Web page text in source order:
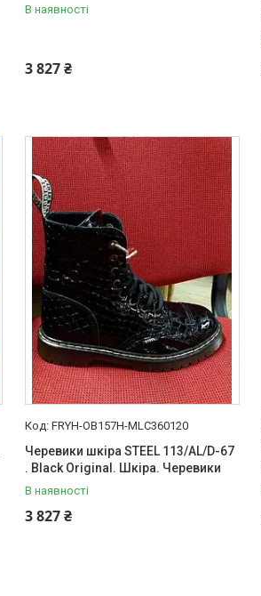
В наявності
3 827 ₴
FRYH-OB157H-MLC360120
Черевики шкіра STEEL 113/AL/D-67
. Black Original. Шкіра. Черевики
В наявності
3 827 ₴